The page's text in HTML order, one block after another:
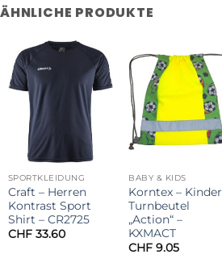
ÄHNLICHE PRODUKTE
SPORTKLEIDUNG
Craft – Herren
Kontrast Sport
Shirt – CR2725
CHF33.60
BABY & KIDS
Korntex – Kinder
Turnbeutel
„Action“ –
KXMACT
CHF 9.05